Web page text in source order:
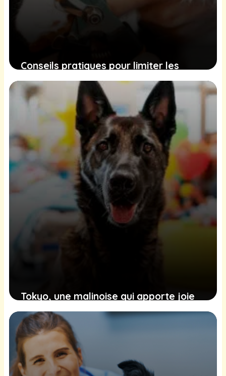
Conseils pratiques pour limiter les
griffures de votre chat sans nuire à
votre relation
29 novembre 2024
Tokyo, une malinoise qui apporte joie
et réconfort aux patients hospitalisés
21 novembre 2024